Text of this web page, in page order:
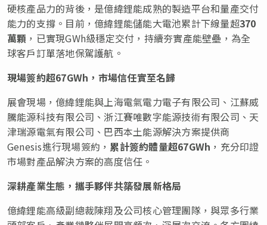
硬核產品力的背後，是億緯鋰能成熟的製造平台和量產交付
能力的支撐。目前，億緯鋰能儲能大電池累計下線量超370
萬顆 ，已實現GWh級穩定交付，持續夯實產能壁壘，為全
球客戶訂單落地保駕護航。
現場簽約超67GWh ，市場信任實至名歸
展會現場，億緯鋰能與上海電氣電力電子有限公司、江蘇威
騰能源科技有限公司、浙江賽唯數字能源技術有限公司、天
津瑞源電氣有限公司、巴西本土能源解決方案提供商
Genesis進行現場簽約， 累計簽約體量超67GWh ，充分印證
市場對產品解決方案的高度信任。
深耕產業生態，攜手夥伴共築發展新格局
億緯鋰能高級副總裁陳翔及公司核心管理團隊，與眾多行業